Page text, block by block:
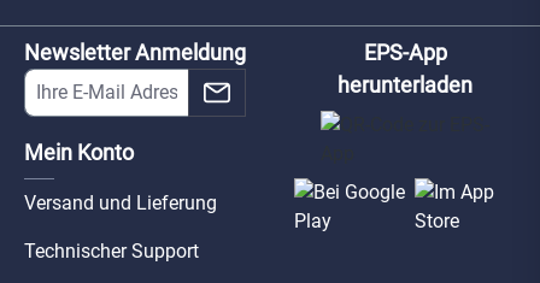
Newsletter Anmeldung
Mein Konto
Versand und Lieferung
Technischer Support
EPS-App
herunterladen